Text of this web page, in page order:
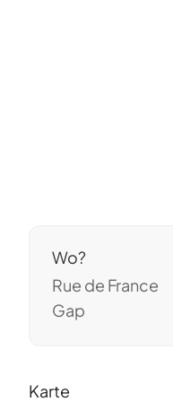
Wo?
Rue de France
Gap
Karte